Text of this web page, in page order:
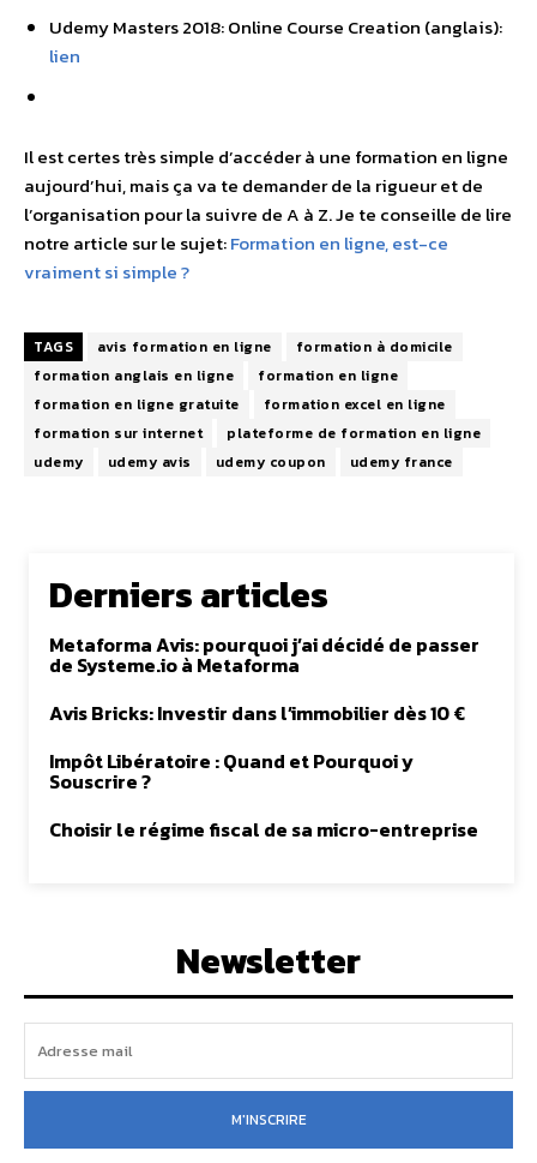
Udemy Masters 2018: Online Course Creation (anglais):
lien
Il est certes très simple d’accéder à une formation en ligne
aujourd’hui, mais ça va te demander de la rigueur et de
l’organisation pour la suivre de A à Z. Je te conseille de lire
notre article sur le sujet:Formation en ligne, est-ce
vraiment si simple ?
TAGS avis formation en ligne
formation à domicile
formation anglais en ligne
formation en ligne
formation en ligne gratuite
formation excel en ligne
formation sur internet
plateforme de formation en ligne
udemy
udemy avis udemy coupon udemy france
Derniers articles
Metaforma Avis: pourquoi j’ai décidé de passer
de Systeme.io à Metaforma
Avis Bricks: Investir dans l’immobilier dès 10 €
Impôt Libératoire : Quand et Pourquoi y
Souscrire ?
Choisir le régime fiscal de sa micro-entreprise
Newsletter
M'INSCRIRE